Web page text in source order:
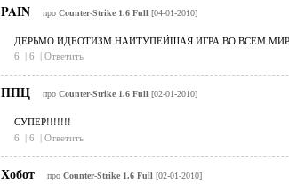
PAIN про Counter-Strike 1.6 Full [04-01-2010]
ДЕРЬМО ИДЕОТИЗМ НАИТУПЕЙШАЯ ИГРА ВО ВСЁМ
6
| 6 | Ответить
ППЦ про Counter-Strike 1.6 Full [02-01-2010]
СУПЕР!!!!!!!
6
| 6 | Ответить
Хобот про Counter-Strike 1.6 Full [02-01-2010]